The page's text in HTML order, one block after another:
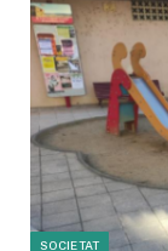
SOCIETAT